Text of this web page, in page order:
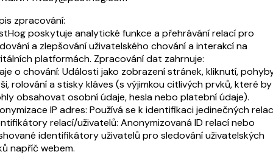
zpracování:
poskytuje analytické funkce a přehrávání relací pro
a zlepšování uživatelského chování a interakcí na
platformách. Zpracování dat zahrnuje:
o chování: Události jako zobrazení stránek, kliknutí,
rolování a stisky kláves (s výjimkou citlivých prvků, které by
obsahovat osobní údaje, hesla nebo platební údaje).
IP adres: Používá se k identifikaci jedinečných
relací/uživatelů: Anonymizovaná ID relací nebo
identifikátory uživatelů pro sledování uživatelských
napříč webem.